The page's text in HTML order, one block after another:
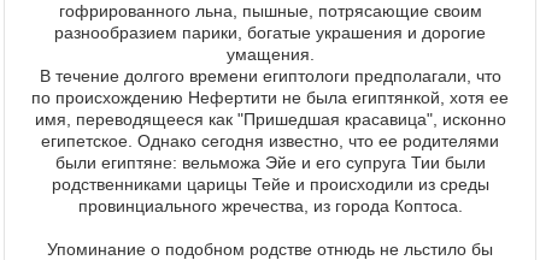
гофрированного льна, пышные, потрясающие своим
разнообразием парики, богатые украшения и дорогие
умащения.
В течение долгого времени египтологи предполагали, что
по происхождению Нефертити не была египтянкой, хотя ее
имя, переводящееся как "Пришедшая красавица", исконно
египетское. Однако сегодня известно, что ее родителями
были египтяне: вельможа Эйе и его супруга Тии были
родственниками царицы Тейе и происходили из среды
провинциального жречества, из города Коптоса.
Упоминание о подобном родстве отнюдь не льстило бы